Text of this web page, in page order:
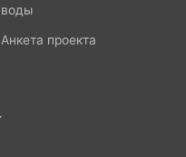
воды
Анкета проекта